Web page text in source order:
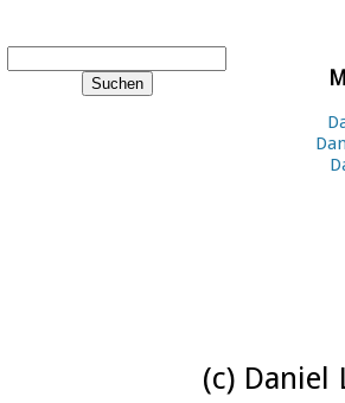
(c) Daniel